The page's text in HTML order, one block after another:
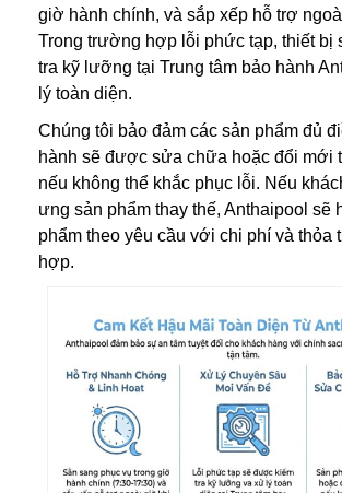
giờ hành chính, và sắp xếp hỗ trợ
Trong trường hợp lỗi phức tạp, thiết bị
tra kỹ lưỡng tại Trung tâm bảo hành
lý toàn diện.
Chúng tôi bảo đảm các sản phẩm đủ
hành sẽ được sửa chữa hoặc đổi mới
nếu không thể khắc phục lỗi. Nếu
ưng sản phẩm thay thế, Anthaipool sẽ
phẩm theo yêu cầu với chi phí và thỏa
hợp.